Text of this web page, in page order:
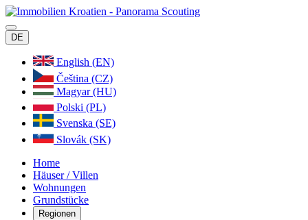
DE
English (EN)
Čeština (CZ)
Magyar (HU)
Polski (PL)
Svenska (SE)
Slovák (SK)
Home
Häuser / Villen
Wohnungen
Grundstücke
Regionen